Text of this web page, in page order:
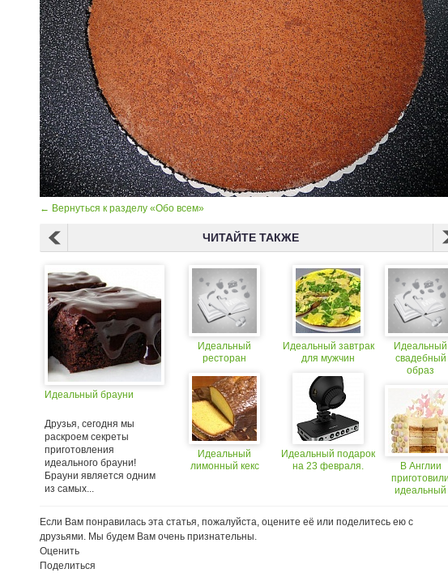
← Вернуться к разделу «Обо всем»
ЧИТАЙТЕ ТАКЖЕ
Идеальный брауни
Друзья, сегодня мы
раскроем секреты
приготовления
идеального брауни!
Брауни является одним
из самых...
Идеальный
ресторан
Идеальный
лимонный кекс
Идеальный завтрак
для мужчин
Идеальный подарок
на 23 февраля.
Идеальный
свадебный
образ
В Англии
идеальный
Если Вам понравилась эта статья, пожалуйста, оцените её или поделитесь ею с
друзьями. Мы будем Вам очень признательны.
Оценить
Поделиться